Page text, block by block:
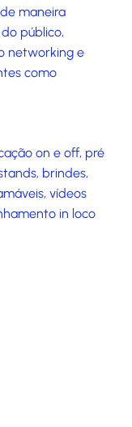
maneira
público,
networking e
como
on e off, pré
brindes,
vídeos
in loco